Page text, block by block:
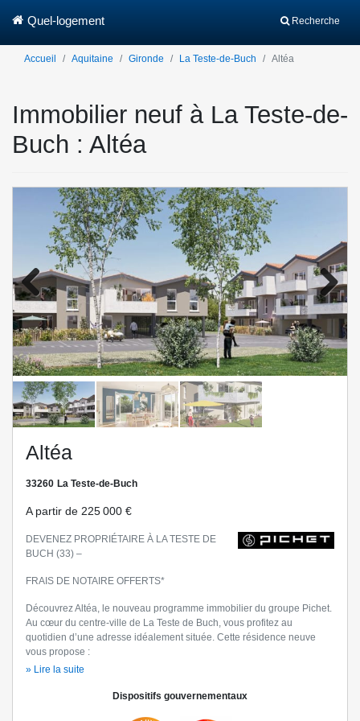
Recherche
Quel-logement
Accueil Aquitaine Gironde La Teste-de-Buch Altéa
Immobilier neuf à La Teste-de-
Buch : Altéa
us
Next
Altéa
33260 La Teste-de-Buch
A partir de 225 000 €
DEVENEZ PROPRIÉTAIRE À LA TESTE DE
BUCH (33) –
FRAIS DE NOTAIRE OFFERTS*
Découvrez Altéa, le nouveau programme immobilier du groupe Pichet.
Au cœur du centre-ville de La Teste de Buch, vous profitez au
quotidien d’une adresse idéalement située. Cette résidence neuve
vous propose :
» Lire la suite
Dispositifs gouvernementaux